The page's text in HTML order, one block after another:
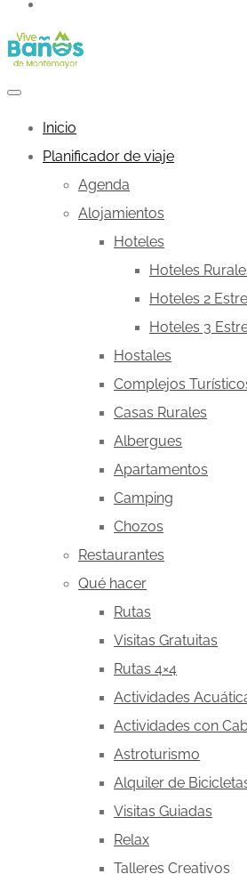
Inicio
Planificador de viaje
Agenda
Alojamientos
Hoteles
Hoteles
Hoteles 2
Hoteles 3
Hostales
Complejos
Casas Rurales
Albergues
Apartamentos
Camping
Chozos
Restaurantes
Qué hacer
Rutas
Visitas Gratuitas
Rutas 4×4
Actividades
Actividades con
Astroturismo
Alquiler de
Visitas Guiadas
Relax
Talleres Creativos